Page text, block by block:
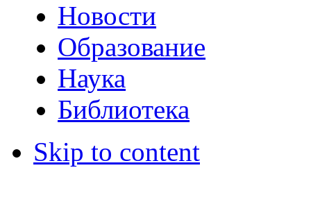
Новости
Образование
Наука
Библиотека
Skip to content